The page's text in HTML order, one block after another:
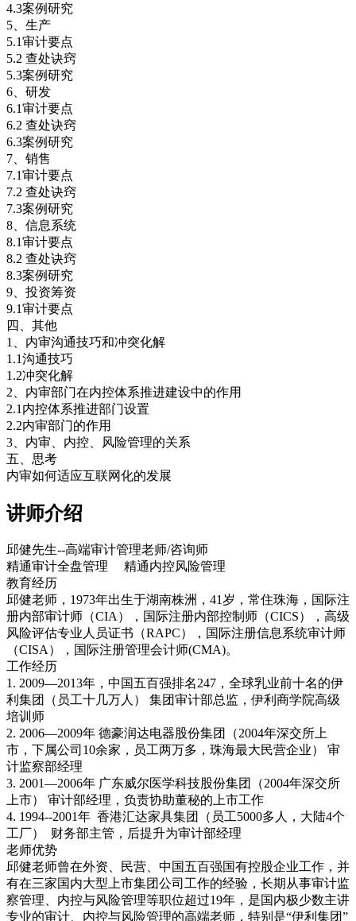
4.3案例研究
5、生产
5.1审计要点
5.2 查处诀窍
5.3案例研究
6、研发
6.1审计要点
6.2 查处诀窍
6.3案例研究
7、销售
7.1审计要点
7.2 查处诀窍
7.3案例研究
8、信息系统
8.1审计要点
8.2 查处诀窍
8.3案例研究
9、投资筹资
9.1审计要点
四、其他
1、内审沟通技巧和冲突化解
1.1沟通技巧
1.2冲突化解
2、内审部门在内控体系推进建设中的作用
2.1内控体系推进部门设置
2.2内审部门的作用
3、内审、内控、风险管理的关系
五、思考
内审如何适应互联网化的发展
讲师介绍
邱健先生--高端审计管理老师/咨询师
精通审计全盘管理 精通内控风险管理
教育经历
邱健老师，1973年出生于湖南株洲，41岁，常住珠海，国际注
册内部审计师（CIA），国际注册内部控制师（CICS），高级
风险评估专业人员证书（RAPC），国际注册信息系统审计师
（CISA），国际注册管理会计师(CMA)。
工作经历
1. 2009—2013年，中国五百强排名247，全球乳业前十名的伊
利集团（员工十几万人） 集团审计部总监，伊利商学院高级
培训师
2. 2006—2009年 德豪润达电器股份集团（2004年深交所上
市，下属公司10余家，员工两万多，珠海最大民营企业） 审
计监察部经理
3. 2001—2006年 广东威尔医学科技股份集团（2004年深交所
上市） 审计部经理，负责协助董秘的上市工作
4. 1994--2001年 香港汇达家具集团（员工5000多人，大陆4个
工厂） 财务部主管，后提升为审计部经理
老师优势
邱健老师曾在外资、民营、中国五百强国有控股企业工作，并
有在三家国内大型上市集团公司工作的经验，长期从事审计监
察管理、内控与风险管理等职位超过19年，是国内极少数主讲
专业的审计、内控与风险管理的高端老师，特别是“伊利集团”